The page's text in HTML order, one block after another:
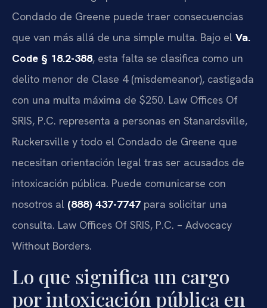
Condado de Greene puede traer consecuencias
que van más allá de una simple multa. Bajo el Va.
Code § 18.2-388, esta falta se clasifica como un
delito menor de Clase 4 (misdemeanor), castigada
con una multa máxima de $250. Law Offices Of
SRIS, P.C. representa a personas en Stanardsville,
Ruckersville y todo el Condado de Greene que
necesitan orientación legal tras ser acusados de
intoxicación pública. Puede comunicarse con
nosotros al (888) 437-7747 para solicitar una
consulta. Law Offices Of SRIS, P.C. – Advocacy
Without Borders.
Lo que significa un cargo
por intoxicación pública en